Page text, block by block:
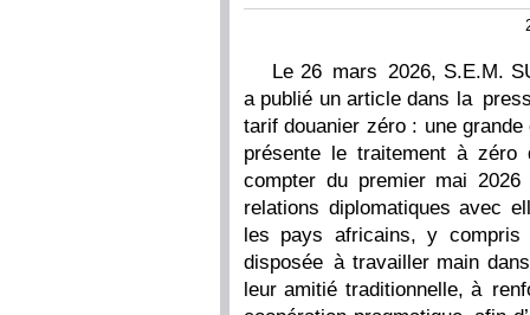
Le 26 mars 2026, S.E.M.
a publié un article dans la
tarif douanier zéro : une
présente le traitement à zéro
compter du premier mai
relations diplomatiques avec
les pays africains, y
disposée à travailler main
leur amitié traditionnelle, à